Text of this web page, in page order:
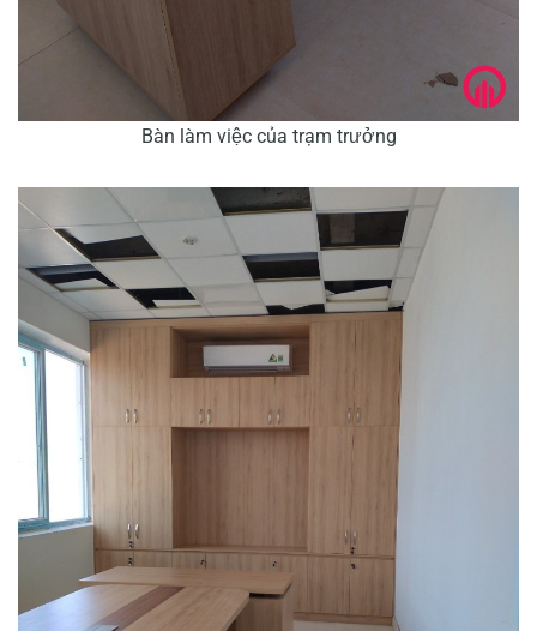
Bàn làm việc của trạm trưởng